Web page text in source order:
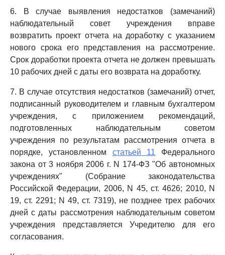
6. В случае выявления недостатков (замечаний)
наблюдательный совет учреждения вправе
возвратить проект отчета на доработку с указанием
нового срока его представления на рассмотрение.
Срок доработки проекта отчета не должен превышать
10 рабочих дней с даты его возврата на доработку.
7. В случае отсутствия недостатков (замечаний) отчет,
подписанный руководителем и главным бухгалтером
учреждения, с приложением рекомендаций,
подготовленных наблюдательным советом
учреждения по результатам рассмотрения отчета в
порядке, установленном статьей 11 Федерального
закона от 3 ноября 2006 г. N 174-ФЗ "Об автономных
учреждениях" (Собрание законодательства
Российской Федерации, 2006, N 45, ст. 4626; 2010, N
19, ст. 2291; N 49, ст. 7319), не позднее трех рабочих
дней с даты рассмотрения наблюдательным советом
учреждения представляется Учредителю для его
согласования.